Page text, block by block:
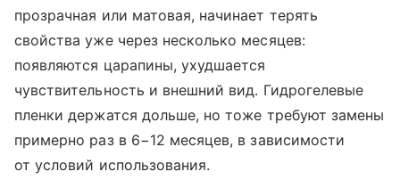
прозрачная или матовая, начинает терять
свойства уже через несколько месяцев:
появляются царапины, ухудшается
чувствительность и внешний вид. Гидрогелевые
пленки держатся дольше, но тоже требуют замены
примерно раз в 6−12 месяцев, в зависимости
от условий использования.